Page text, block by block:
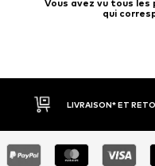
Vous avez vu tous
qui
LIVRAISON* ET